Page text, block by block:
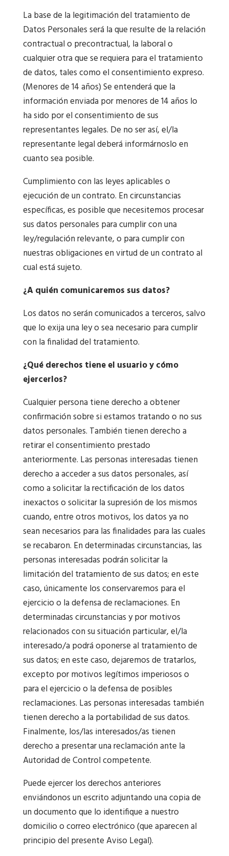
La base de la legitimación del tratamiento de
Datos Personales será la que resulte de la relación
contractual o precontractual, la laboral o
cualquier otra que se requiera para el tratamiento
de datos, tales como el consentimiento expreso.
(Menores de 14 años) Se entenderá que la
información enviada por menores de 14 años lo
ha sido por el consentimiento de sus
representantes legales. De no ser así, el/la
representante legal deberá informárnoslo en
cuanto sea posible.
Cumplimiento con las leyes aplicables o
ejecución de un contrato. En circunstancias
específicas, es posible que necesitemos procesar
sus datos personales para cumplir con una
ley/regulación relevante, o para cumplir con
nuestras obligaciones en virtud de un contrato al
cual está sujeto.
¿A quién comunicaremos sus datos?
Los datos no serán comunicados a terceros, salvo
que lo exija una ley o sea necesario para cumplir
con la finalidad del tratamiento.
¿Qué derechos tiene el usuario y cómo
ejercerlos?
Cualquier persona tiene derecho a obtener
confirmación sobre si estamos tratando o no sus
datos personales. También tienen derecho a
retirar el consentimiento prestado
anteriormente. Las personas interesadas tienen
derecho a acceder a sus datos personales, así
como a solicitar la rectificación de los datos
inexactos o solicitar la supresión de los mismos
cuando, entre otros motivos, los datos ya no
sean necesarios para las finalidades para las cuales
se recabaron. En determinadas circunstancias, las
personas interesadas podrán solicitar la
limitación del tratamiento de sus datos; en este
caso, únicamente los conservaremos para el
ejercicio o la defensa de reclamaciones. En
determinadas circunstancias y por motivos
relacionados con su situación particular, el/la
interesado/a podrá oponerse al tratamiento de
sus datos; en este caso, dejaremos de tratarlos,
excepto por motivos legítimos imperiosos o
para el ejercicio o la defensa de posibles
reclamaciones. Las personas interesadas también
tienen derecho a la portabilidad de sus datos.
Finalmente, los/las interesados/as tienen
derecho a presentar una reclamación ante la
Autoridad de Control competente.
Puede ejercer los derechos anteriores
enviándonos un escrito adjuntando una copia de
un documento que lo identifique a nuestro
domicilio o correo electrónico (que aparecen al
principio del presente Aviso Legal).